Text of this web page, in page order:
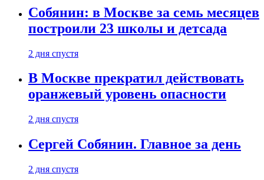
Собянин: в Москве за семь месяцев
построили 23 школы и детсада
2 дня спустя
В Москве прекратил действовать
оранжевый уровень опасности
2 дня спустя
Сергей Собянин. Главное за день
2 дня спустя